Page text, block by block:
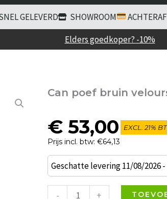
GELEVERD SHOWROOM
Elders goedkoper? -10%
Can poef bruin
€ 53,00
Prijs incl. btw: €64,13
EXCL. 21%
Geschatte levering 11/08/2026 -
-
Can
poef
+